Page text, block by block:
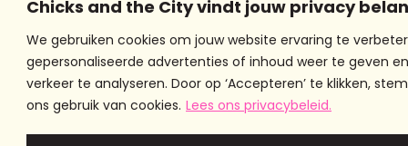
Chicks and the City vindt jouw privacy
We gebruiken cookies om jouw website ervaring te
gepersonaliseerde advertenties of inhoud weer te geven
verkeer te analyseren. Door op ‘Accepteren’ te klikken,
ons gebruik van cookies. Lees ons privacybeleid.